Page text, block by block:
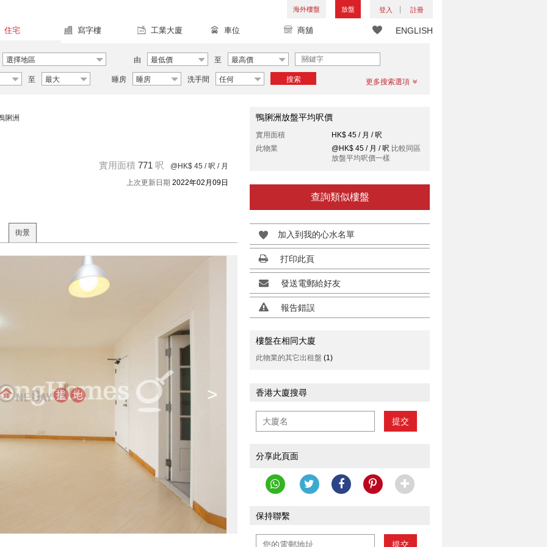
海外樓盤 放盤 登入 註冊
ENGLISH
住宅 寫字樓 工業大廈 車位 商舖
選擇地區 由 最低價 至 最高價
至 最大 睡房 睡房 洗手間 任何 搜索 更多搜索選項
脷洲
實用面積 771 呎 @HK$ 45 / 呎 / 月
上次更新日期 2022年02月09日
街景
>
鴨脷洲放盤平均呎價
實用面積
HK$ 45 / 月 / 呎
此物業
@HK$ 45 / 月 / 呎 比較同區
放盤平均呎價一樣
查詢類似樓盤
加入到我的心水名單
打印此頁
發送電郵給好友
報告錯誤
樓盤在相同大廈
此物業的其它出租盤 (1)
香港大廈搜尋
提交
分享此頁面
保持聯繫
提交